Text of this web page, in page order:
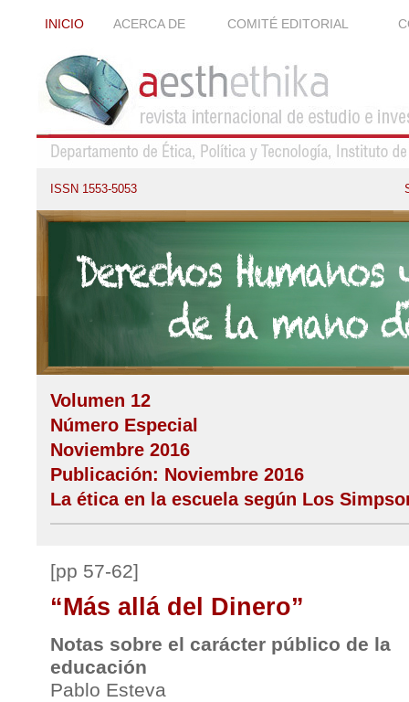
INICIO ACERCA DE COMITÉ EDITORIAL
ISSN 1553-5053
Volumen 12
Número Especial
Noviembre 2016
Publicación: Noviembre 2016
La ética en la escuela según Los
[pp 57-62]
“Más allá del Dinero”
Notas sobre el carácter público de la
educación
Pablo Esteva